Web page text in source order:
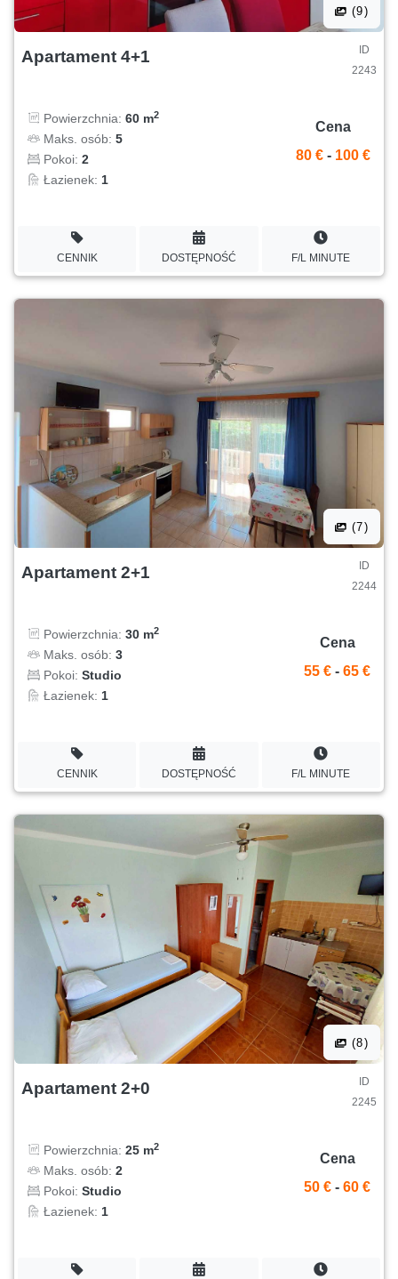
(9)
Apartament 4+1
ID
2243
Powierzchnia: 60 m2
Maks. osób: 5
Pokoi: 2
Łazienek: 1
Cena
80 € - 100 €
CENNIK DOSTĘPNOŚĆ F/L MINUTE
(7)
Apartament 2+1
ID
2244
Powierzchnia: 30 m2
Maks. osób: 3
Pokoi: Studio
Łazienek: 1
Cena
55 € - 65 €
CENNIK DOSTĘPNOŚĆ F/L MINUTE
(8)
Apartament 2+0
ID
2245
Powierzchnia: 25 m2
Maks. osób: 2
Pokoi: Studio
Łazienek: 1
Cena
50 € - 60 €